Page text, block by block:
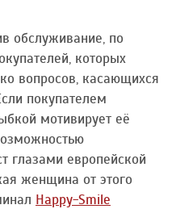
обслуживание, по
которых
вопросов, касающихся
покупателем
мотивирует её
глазами европейской
женщина от этого
Happy-Smile